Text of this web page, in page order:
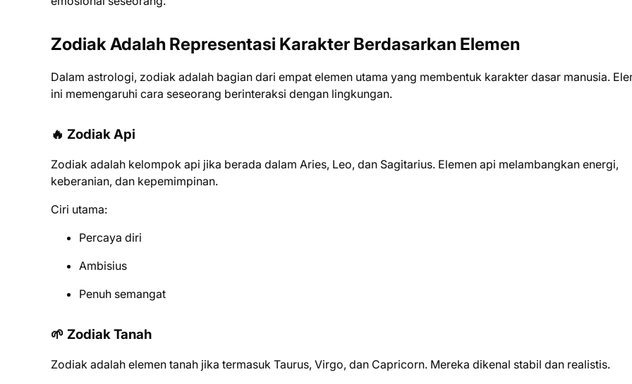
Zodiak Adalah Representasi Karakter Berdasarkan Elemen
Dalam astrologi, zodiak adalah bagian dari empat elemen utama yang membentuk karakter dasar manusia.
ini memengaruhi cara seseorang berinteraksi dengan lingkungan.
🔥 Zodiak Api
Zodiak adalah kelompok api jika berada dalam Aries, Leo, dan Sagitarius. Elemen api melambangkan energi,
keberanian, dan kepemimpinan.
Ciri utama:
Percaya diri
Ambisius
Penuh semangat
🌱 Zodiak Tanah
Zodiak adalah elemen tanah jika termasuk Taurus, Virgo, dan Capricorn. Mereka dikenal stabil dan realistis.